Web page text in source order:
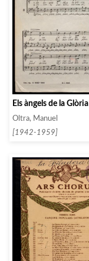
Els àngels de la Glòria
Oltra, Manuel
[1942-1959]